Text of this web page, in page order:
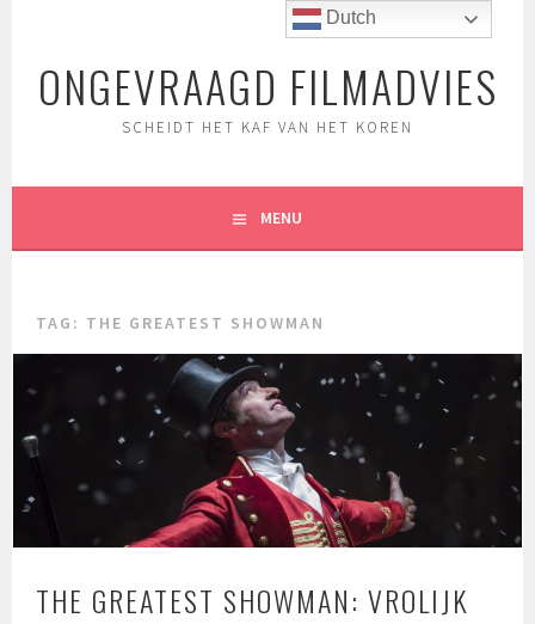
inhoudONGEVRAAGD FILMADVIES
SCHEIDT HET KAF VAN HET KOREN
MENU
TAG: THE GREATEST SHOWMAN
THE GREATEST SHOWMAN: VROLIJK
Dutch